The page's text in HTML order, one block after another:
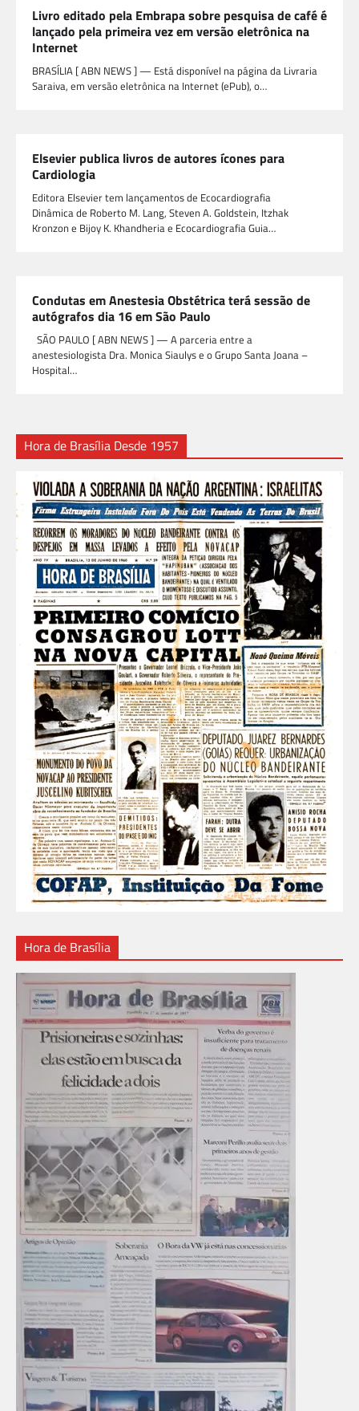
Livro editado pela Embrapa sobre pesquisa de café é
lançado pela primeira vez em versão eletrônica na
Internet
BRASÍLIA [ ABN NEWS ] — Está disponível na página da Livraria
Saraiva, em versão eletrônica na Internet (ePub), o…
Elsevier publica livros de autores ícones para
Cardiologia
Editora Elsevier tem lançamentos de Ecocardiografia
Dinâmica de Roberto M. Lang, Steven A. Goldstein, Itzhak
Kronzon e Bijoy K. Khandheria e Ecocardiografia Guia…
Condutas em Anestesia Obstétrica terá sessão de
autógrafos dia 16 em São Paulo
SÃO PAULO [ ABN NEWS ] — A parceria entre a
anestesiologista Dra. Monica Siaulys e o Grupo Santa Joana –
Hospital…
Hora de Brasília Desde 1957
Hora de Brasília